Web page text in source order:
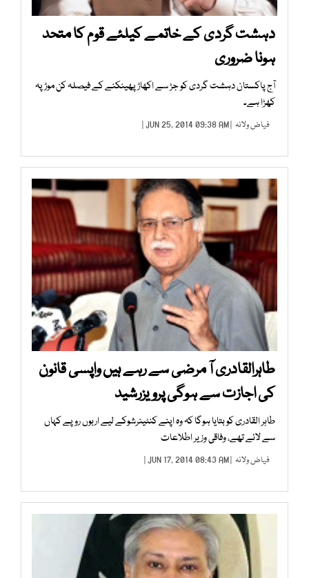
دہشت گردی کے خاتمے کیلئے قوم کا متحد
ہونا ضروری
آج پاکستان دہشت گردی کو جڑ سے اکھاڑ پھینکنے کے فیصلہ کن موڑ پہ
کھڑا ہے۔
فیاض ولانہ | JUN 25, 2014 09:38 AM |
طاہرالقادری آ مرضی سے رہے ہیں واپسی قانون
کی اجازت سے ہوگی پرویزرشید
طاہر القادری کو بتایا ہوگا کہ وہ اپنے کنٹینرشوکے لیے اربوں روپے کہاں
سے لائے تھے، وفاقی وزیر اطلاعات
فیاض ولانہ | JUN 17, 2014 08:43 AM |